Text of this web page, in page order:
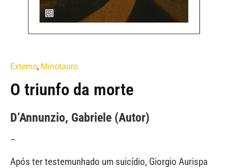
Externo, Minotauro
O triunfo da morte
D’Annunzio, Gabriele (Autor)
–
Após ter testemunhado um suicídio, Giorgio Aurispa